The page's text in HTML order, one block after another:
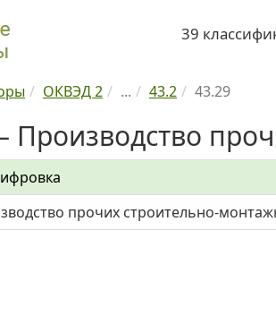
39
ОКВЭД 2 ... 43.2 43.29
прочих строительно-